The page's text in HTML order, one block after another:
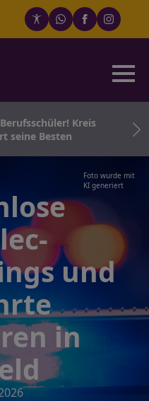
Kreis
seine Besten
Foto wurde mit
KI generiert
und
in